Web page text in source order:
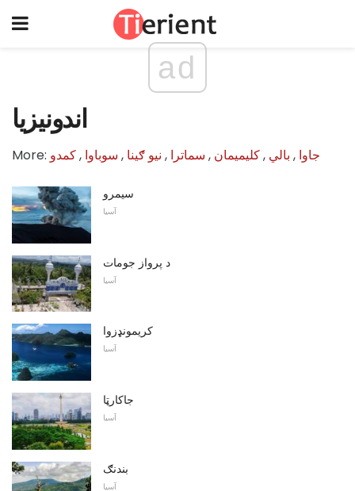
ad
اندونیزیا
More: جاوا , بالي ,کلیمیمان , سماترا , نیو ګینا , سوباوا ,کمدو
سیمرو
آسیا
د پرواز جومات
آسیا
کريمونډزوا
آسیا
جاکارټا
آسیا
بندنګ
آسیا